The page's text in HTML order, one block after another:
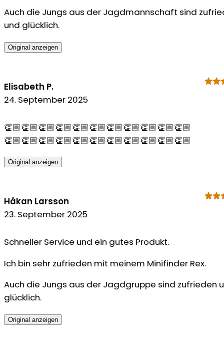
Auch die Jungs aus der Jagdmannschaft sind
und glücklich.
Original anzeigen
Elisabeth P.
24. September 2025
👏🏼👏🏼👏🏼👏🏼👏🏼👏🏼👏🏼👏🏼👏🏼👏🏼👏🏼
👏🏼👏🏼👏🏼👏🏼👏🏼👏🏼👏🏼👏🏼👏🏼👏🏼👏🏼
Original anzeigen
Håkan Larsson
23. September 2025
Schneller Service und ein gutes Produkt.
Ich bin sehr zufrieden mit meinem Minifinder Rex.
Auch die Jungs aus der Jagdgruppe sind zufrieden
glücklich.
Original anzeigen